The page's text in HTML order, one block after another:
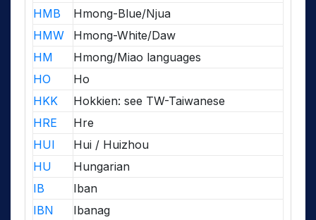
HMB
Hmong-Blue/Njua
HMW
Hmong-White/Daw
HM
Hmong/Miao languages
HO
Ho
HKK
Hokkien: see TW-Taiwanese
HRE
Hre
HUI
Hui / Huizhou
HU
Hungarian
IB
Iban
IBN
Ibanag